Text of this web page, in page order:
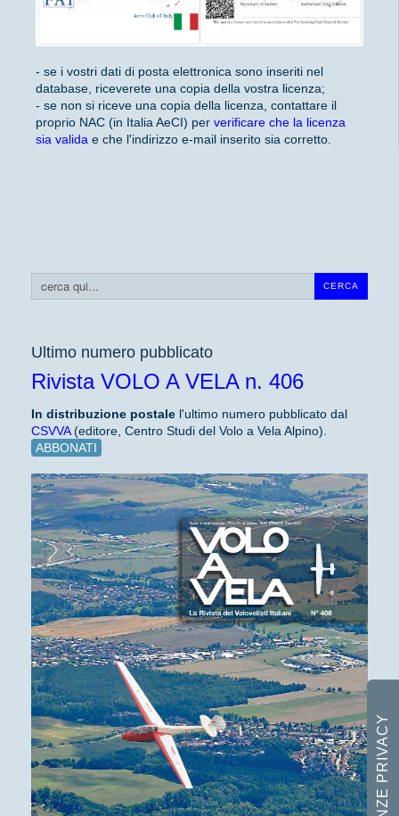
CERCA
Cerca...
Ultimo numero pubblicato
Rivista VOLO A VELA n. 406
In distribuzione postale l'ultimo numero pubblicato dal
CSVVA(editore, Centro Studi del Volo a Vela Alpino).
ABBONATI
- se i vostri dati di posta elettronica sono inseriti nel
database, riceverete una copia della vostra licenza;
- se non si riceve una copia della licenza, contattare il
proprio NAC (in Italia AeCI) per verificare che la licenza
sia valida e che l'indirizzo e-mail inserito sia corretto.